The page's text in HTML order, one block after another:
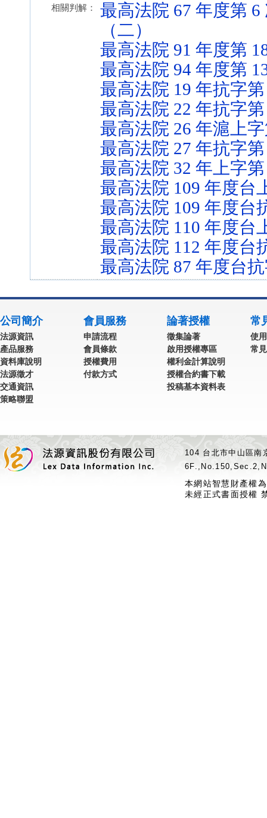
相關判解：
最高法院 67 年度第
（二）
最高法院 91 年度第
最高法院 94 年度第
最高法院 19 年抗字
最高法院 22 年抗字
最高法院 26 年滬上
最高法院 27 年抗字
最高法院 32 年上字
最高法院 109 年度台
最高法院 109 年度台
最高法院 110 年度台
最高法院 112 年度台
最高法院 87 年度台
公司簡介
法源資訊
產品服務
資料庫說明
法源徵才
交通資訊
策略聯盟
會員服務
申請流程
會員條款
授權費用
付款方式
論著授權
徵集論著
啟用授權專區
權利金計算說明
授權合約書下載
投稿基本資料表
常
使
常
104 台北市中山區
本網站智慧財產權
未經正式書面授權